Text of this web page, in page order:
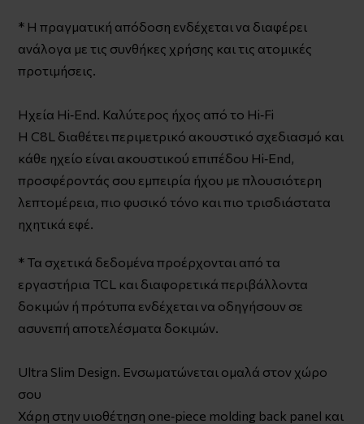
* Η πραγματική απόδοση ενδέχεται να διαφέρει
ανάλογα με τις συνθήκες χρήσης και τις ατομικές
προτιμήσεις.
Ηχεία Hi‑End. Καλύτερος ήχος από το Hi‑Fi
Η C8L διαθέτει περιμετρικό ακουστικό σχεδιασμό και
κάθε ηχείο είναι ακουστικού επιπέδου Hi‑End,
προσφέροντάς σου εμπειρία ήχου με πλουσιότερη
λεπτομέρεια, πιο φυσικό τόνο και πιο τρισδιάστατα
ηχητικά εφέ.
* Τα σχετικά δεδομένα προέρχονται από τα
εργαστήρια TCL και διαφορετικά περιβάλλοντα
δοκιμών ή πρότυπα ενδέχεται να οδηγήσουν σε
ασυνεπή αποτελέσματα δοκιμών.
Ultra Slim Design. Ενσωματώνεται ομαλά στον χώρο
σου
Χάρη στην υιοθέτηση one‑piece molding back panel και